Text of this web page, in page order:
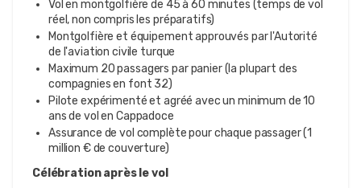
Vol en montgolfière de 45 à 60 minutes (temps de vol
réel, non compris les préparatifs)
Montgolfière et équipement approuvés par l'Autorité
de l'aviation civile turque
Maximum 20 passagers par panier (la plupart des
compagnies en font 32)
Pilote expérimenté et agréé avec un minimum de 10
ans de vol en Cappadoce
Assurance de vol complète pour chaque passager (1
million € de couverture)
Célébration après le vol